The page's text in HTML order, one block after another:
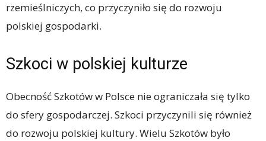
rzemieślniczych, co przyczyniło się do rozwoju
polskiej gospodarki.
Szkoci w polskiej kulturze
Obecność Szkotów w Polsce nie ograniczała się tylko
do sfery gospodarczej. Szkoci przyczynili się również
do rozwoju polskiej kultury. Wielu Szkotów było